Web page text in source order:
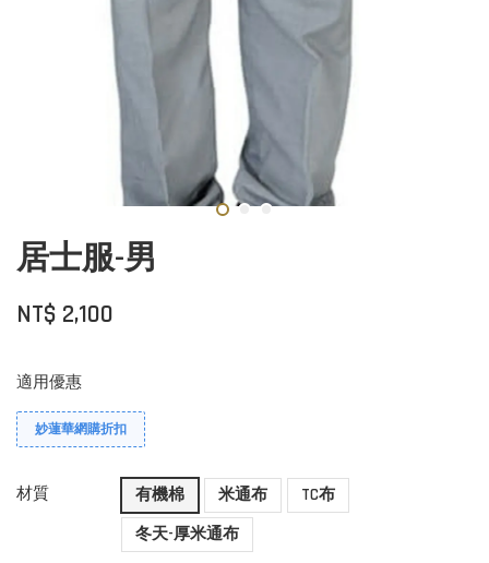
居士服-男
NT$ 2,100
適用優惠
妙蓮華網購折扣
材質 有機棉 米通布
TC布
冬天-厚米通布